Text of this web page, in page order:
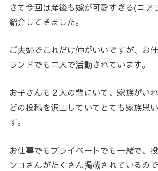
さて今回は産後も嫁が可愛すぎる(コア
紹介してきました。
ご夫婦でこれだけ仲がいいですが、お
ランドでも二人で活動されています。
お子さんも２人の間にいて、家族がい
どの投稿を沢山していてとても家族思
す。
お仕事でもプライベートでも一緒で、
ンコさんがたくさん掲載されているの